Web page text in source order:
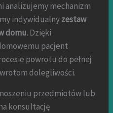
analizujemy mechanizm
indywidualnyzestaw
domu. Dzięki
pacjent
powrotu do pełnej
dolegliwości.
przedmiotów lub
konsultację